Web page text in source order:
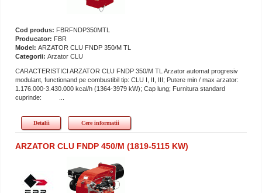
Cod produs: FBRFNDP350MTL
Producator: FBR
Model: ARZATOR CLU FNDP 350/M TL
Categorii: Arzator CLU
CARACTERISTICI ARZATOR CLU FNDP 350/M TL Arzator automat progresiv
modulant, functionand pe combustibil tip: CLU I, II, III; Putere min / max arzator:
1.176.000-3.430.000 kcal/h (1364-3979 kW); Cap lung; Furnitura standard
cuprinde: ...
Detalii Cere informatii
ARZATOR CLU FNDP 450/M (1819-5115 KW)